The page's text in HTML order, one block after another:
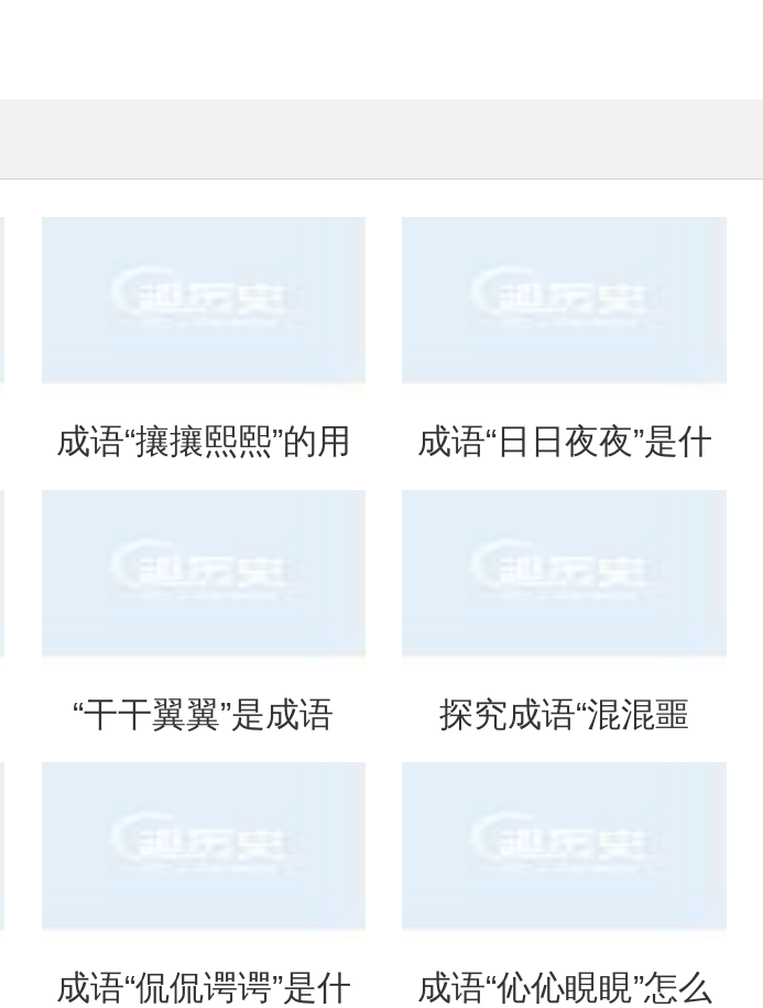
成语“攘攘熙熙”的用 成语“日日夜夜”是什
“干干翼翼”是成语 探究成语“混混噩
成语“侃侃谔谔”是什 成语“伈伈睍睍”怎么